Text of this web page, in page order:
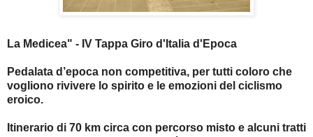
La Medicea" - IV Tappa Giro d'Italia d'Epoca
Pedalata d’epoca non competitiva, per tutti coloro che
vogliono rivivere lo spirito e le emozioni del ciclismo
eroico.
Itinerario di 70 km circa con percorso misto e alcuni tratti